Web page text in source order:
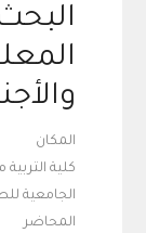
المكان
الجامعية
المحاضر